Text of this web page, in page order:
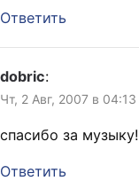
Ответить
dobric:
Чт, 2 Авг, 2007 в 04:13
спасибо за
Ответить